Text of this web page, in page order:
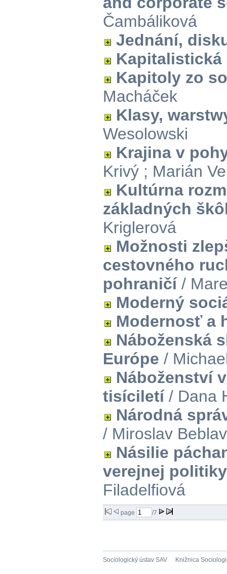
Čambáliková
Jednání,
Kapitalistická
Kapitoly zo
Macháček
Klasy,
Wesolowski
Krajina v
Krivý ; Marián
Kultúrna
základných
Kriglerová
Možnosti
cestovného
pohraničí/
Moderný
Modernosť a
Náboženská
Európe /
Náboženství
tisíciletí/ Dana
Národná
/ Miroslav
Násilie
verejnej politiky
Filadelfiová
page /7
Sociologický ústav SAV Knižnica